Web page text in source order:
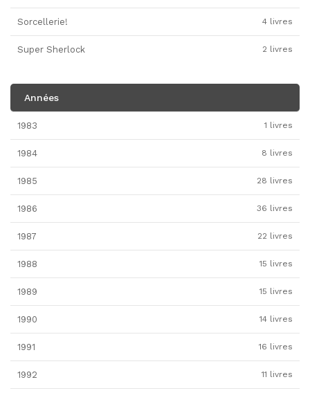
Sorcellerie! 4 livres
Super Sherlock 2 livres
Années
1983 1 livres
1984 8 livres
1985 28 livres
1986 36 livres
1987 22 livres
1988 15 livres
1989 15 livres
1990 14 livres
1991 16 livres
1992 11 livres